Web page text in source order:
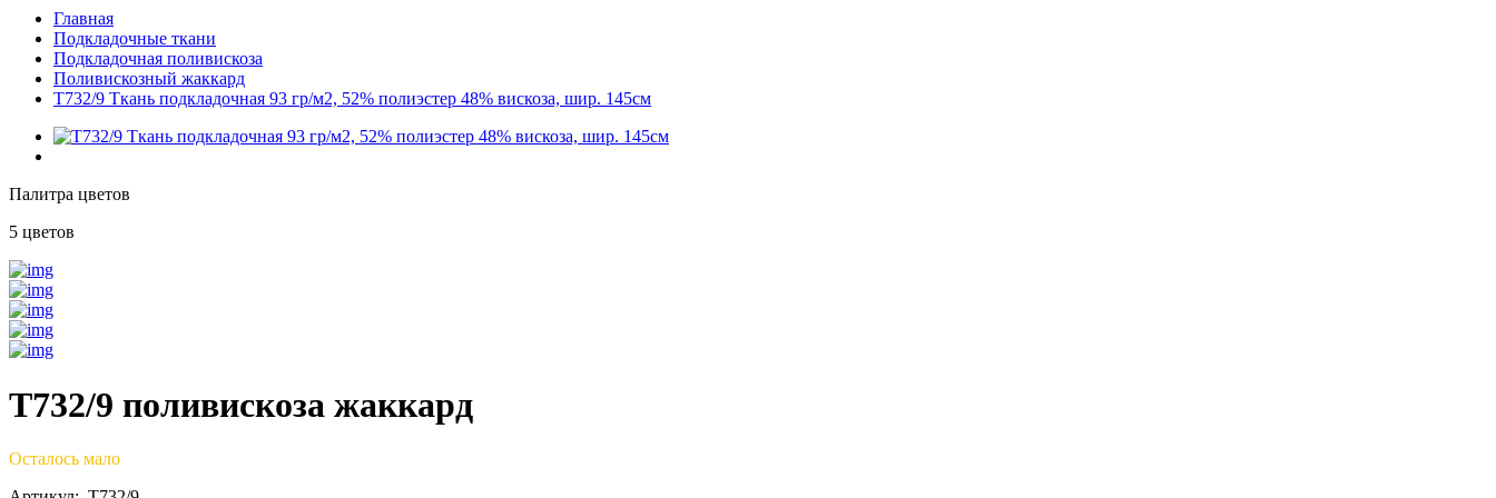
Главная
Подкладочные ткани
Подкладочная поливискоза
Поливискозный жаккард
T732/9 Ткань подкладочная 93 гр/м2, 52% полиэстер 48% вискоза, шир. 145см
Палитра цветов
5 цветов
T732/9 поливискоза жаккард
Осталось мало